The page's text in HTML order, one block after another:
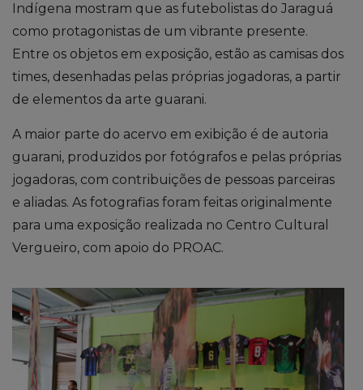
Indígena mostram que as futebolistas do Jaraguá
como protagonistas de um vibrante presente.
Entre os objetos em exposição, estão as camisas dos
times, desenhadas pelas próprias jogadoras, a partir
de elementos da arte guarani.
A maior parte do acervo em exibição é de autoria
guarani, produzidos por fotógrafos e pelas próprias
jogadoras, com contribuições de pessoas parceiras
e aliadas. As fotografias foram feitas originalmente
para uma exposição realizada no Centro Cultural
Vergueiro, com apoio do PROAC.